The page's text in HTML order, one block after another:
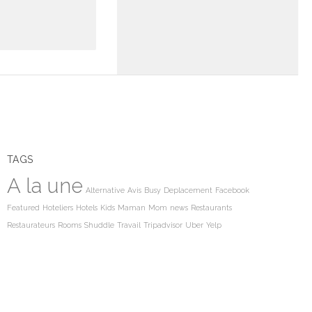
TAGS
A la une Alternative Avis Busy Deplacement Facebook
Featured Hoteliers Hotels Kids Maman Mom news Restaurants
Restaurateurs Rooms Shuddle Travail Tripadvisor Uber Yelp